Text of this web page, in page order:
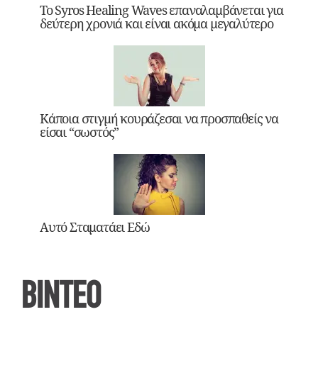
Το Syros Healing Waves επαναλαμβάνεται για
δεύτερη χρονιά και είναι ακόμα μεγαλύτερο
Κάποια στιγμή κουράζεσαι να προσπαθείς να
είσαι “σωστός”
Αυτό Σταματάει Εδώ
ΒΙΝΤΕΟ